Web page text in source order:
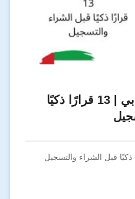
امتلاك شقة في دبي | 13 قرارًا ذكيًا
في دبي | 13 قرارًا ذكيًا قبل الشراء والتسجيل